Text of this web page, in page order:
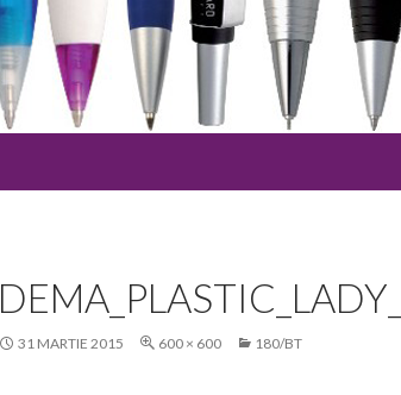
31 MARTIE 2015 600 × 600 180/BT